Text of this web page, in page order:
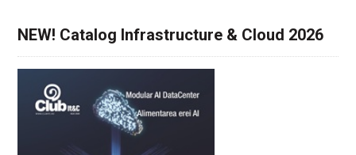
NEW! Catalog Infrastructure & Cloud 2026